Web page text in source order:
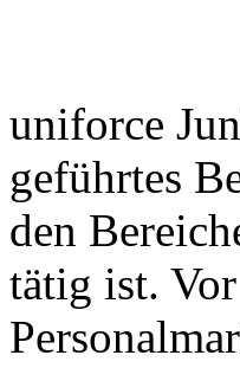
uniforce
geführtes
den
tätig ist.